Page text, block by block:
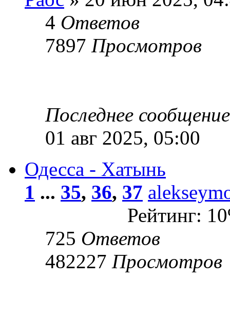
4 Ответов
7897 Просмотров
Последнее
01 авг 2025, 05:00
Одесса - Хатынь
1 ... 35, 36, 37
Рейтинг:
725 Ответов
482227 Просмотров